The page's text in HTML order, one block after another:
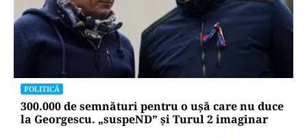
POLITICĂ
300.000 de semnături pentru o ușă care nu duce
la Georgescu. „suspeND” și Turul 2 imaginar